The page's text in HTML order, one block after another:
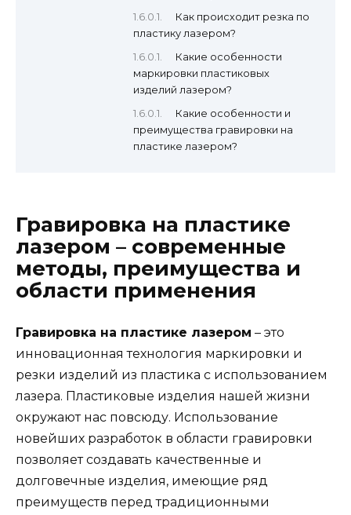
Как происходит резка по
пластику лазером?
Какие особенности
маркировки пластиковых
изделий лазером?
Какие особенности и
преимущества гравировки на
пластике лазером?
Гравировка на пластике
лазером – современные
методы, преимущества и
области применения
Гравировка на пластике лазером – это
инновационная технология маркировки и
резки изделий из пластика с использованием
лазера. Пластиковые изделия нашей жизни
окружают нас повсюду. Использование
новейших разработок в области гравировки
позволяет создавать качественные и
долговечные изделия, имеющие ряд
преимуществ перед традиционными